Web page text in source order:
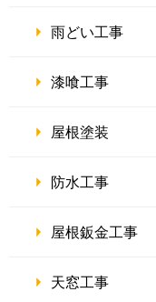
雨どい工事
漆喰工事
屋根塗装
防水工事
屋根鈑金工事
天窓工事